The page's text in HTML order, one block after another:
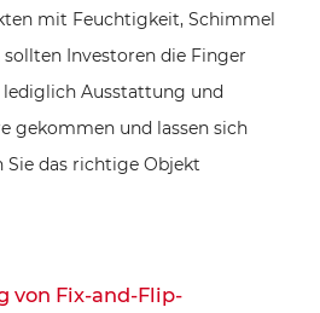
mit Feuchtigkeit, Schimmel
Investoren die Finger
lediglich Ausstattung und
gekommen und lassen sich
Sie das richtige Objekt
von Fix-and-Flip-